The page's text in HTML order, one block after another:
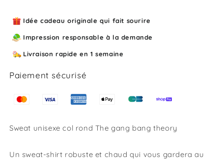
gang
theory
gang
theory
Idée cadeau originale qui fait sourire
Impression responsable à la demande
Livraison rapide en 1 semaine
Paiement sécurisé
Sweat unisexe col rond The gang bang theory
Un sweat-shirt robuste et chaud qui vous gardera au